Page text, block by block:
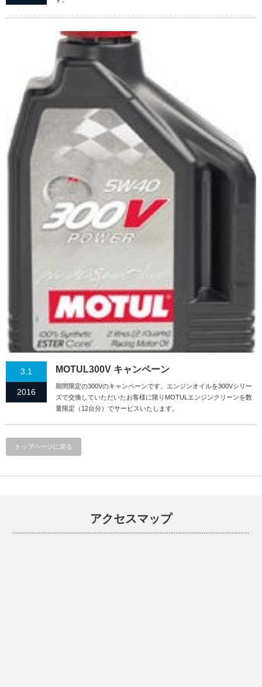
3.1
2016
MOTUL300V キャンペーン
期間限定の300Vのキャンペーンです。エンジンオイルを300Vシリー
ズで交換していただいたお客様に限りMOTULエンジンクリーンを数
量限定（12台分）でサービスいたします。
トップページに戻る
アクセスマップ